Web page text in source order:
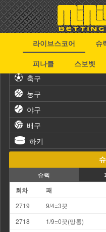
라이브스코어 슈
피나클
스보벳
축구
농구
야구
배구
하키
슈렉
회차 패
2719 9/4=3끗
2718
1/9=0끗(망통)